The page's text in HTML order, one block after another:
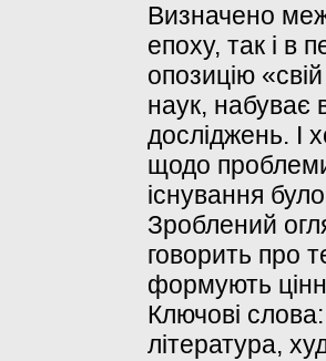
Визначено
епоху, так і в
опозицію
наук, набуває
досліджень. І
щодо проблеми
існування
Зроблений
говорить про
формують
Ключові
література,